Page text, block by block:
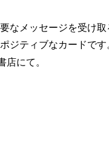
なメッセージを受け
ジティブなカードです
店にて。